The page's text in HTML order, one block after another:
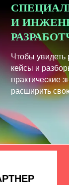
И
Чтобы увидеть
кейсы и
практические
расширить